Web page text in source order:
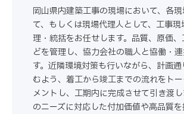
岡山県内建築工事の現場において、各
て、もしくは現場代理人として、工事
理・統括をお任せします。品質、原価
どを管理し、協力会社の職人と協働・
す。近隣環境対策も行いながら、計画
むよう、着工から竣工までの流れをト
メントし、工期内に完成させて引き渡
のニーズに対応した付加価値や高品質